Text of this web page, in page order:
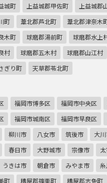
城町
上益城郡甲佐町
上益城郡
町
葦北郡芦北町 葦北郡津奈木
木町
球磨郡湯前町
球磨郡水上
村
球磨郡五木村 球磨郡山江村
ぎり町
天草郡苓北町
福岡市博多区 福岡市中央区
福岡市城南区 福岡市早良区
柳川市 八女市 筑後市 大
春日市 大野城市 宗像市
うきは市 朝倉市 みやま市
町
糟屋郡篠栗町 糟屋郡志免町